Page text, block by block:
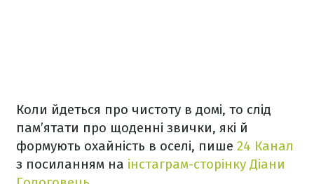
Коли йдеться про чистоту в домі, то слід
пам’ятати про щоденні звички, які й
формують охайність в оселі, пише 24 Канал
з посиланням на інстаграм-сторінку Діани